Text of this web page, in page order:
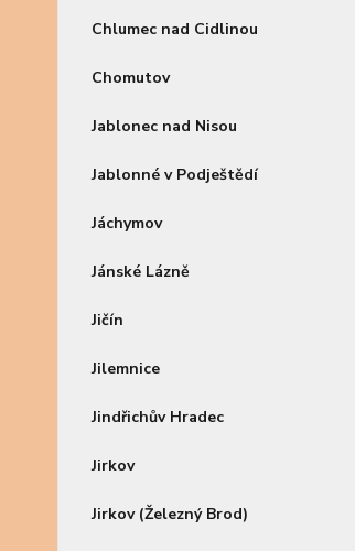
Chlumec nad Cidlinou
Chomutov
Jablonec nad Nisou
Jablonné v Podještědí
Jáchymov
Jánské Lázně
Jičín
Jilemnice
Jindřichův Hradec
Jirkov
Jirkov (Železný Brod)